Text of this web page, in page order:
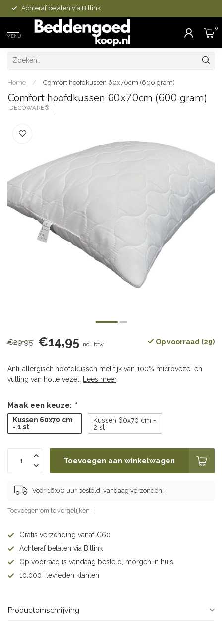
Achteraf betalen via Billink
MENU
0
Home / Comfort hoofdkussen 60x70cm (600 gram)
Comfort hoofdkussen 60x70cm (600 gram)
.DECOWARE®
€29,95 €14,95 Incl. btw Op voorraad (29)
Anti-allergisch hoofdkussen met tijk van 100% microvezel en
vulling van holle vezel.
Lees meer.
Maak een keuze: *
Kussen 60x70 cm
- 1 st
Kussen 60x70 cm -
2 st
Toevoegen aan winkelwagen
Voor 16:00 uur besteld, vandaag verzonden!
Toevoegen om te vergelijken
Gratis verzending vanaf €60
Achteraf betalen via Billink
Op voorraad is vandaag besteld, morgen in huis
10.000+ tevreden klanten
Productomschrijving